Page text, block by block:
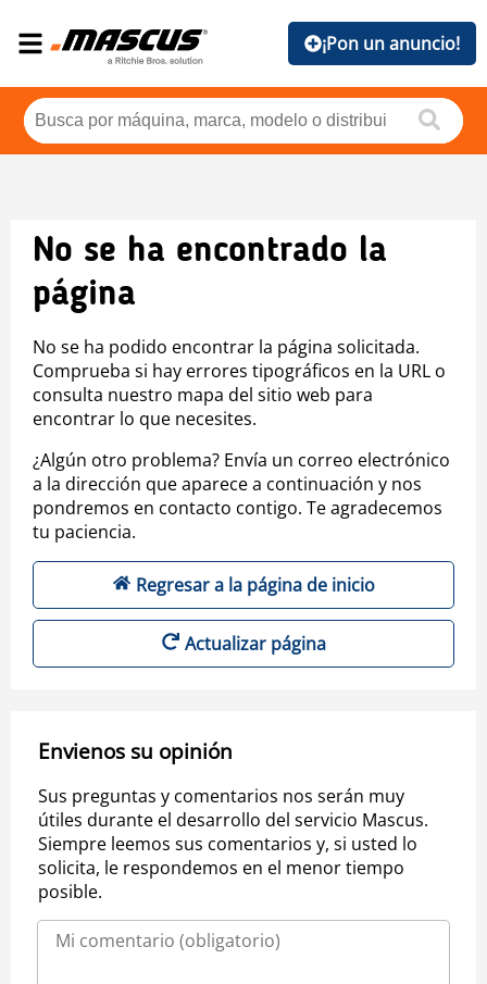
¡Pon un anuncio!
No se ha encontrado la
página
No se ha podido encontrar la página solicitada.
Comprueba si hay errores tipográficos en la URL o
consulta nuestro mapa del sitio web para
encontrar lo que necesites.
¿Algún otro problema? Envía un correo electrónico
a la dirección que aparece a continuación y nos
pondremos en contacto contigo. Te agradecemos
tu paciencia.
Regresar a la página de inicio
Actualizar página
Envienos su opinión
Sus preguntas y comentarios nos serán muy
útiles durante el desarrollo del servicio Mascus.
Siempre leemos sus comentarios y, si usted lo
solicita, le respondemos en el menor tiempo
posible.